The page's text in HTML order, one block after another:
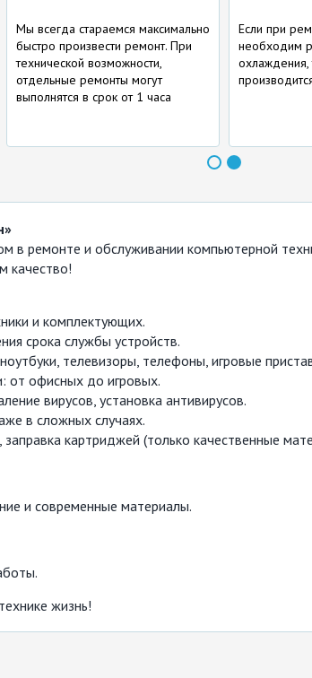
Мы всегда стараемся максимально
быстро произвести ремонт. При
технической возможности,
отдельные ремонты могут
выполнятся в срок от 1 часа
Если при
необходим
охлаждения,
в ремонте и обслуживании компьютерной
качество!
и комплектующих.
срока службы устройств.
ноутбуки, телевизоры, телефоны, игровые
от офисных до игровых.
вирусов, установка антивирусов.
в сложных случаях.
, заправка картриджей (только качественные
и современные материалы.
жизнь!